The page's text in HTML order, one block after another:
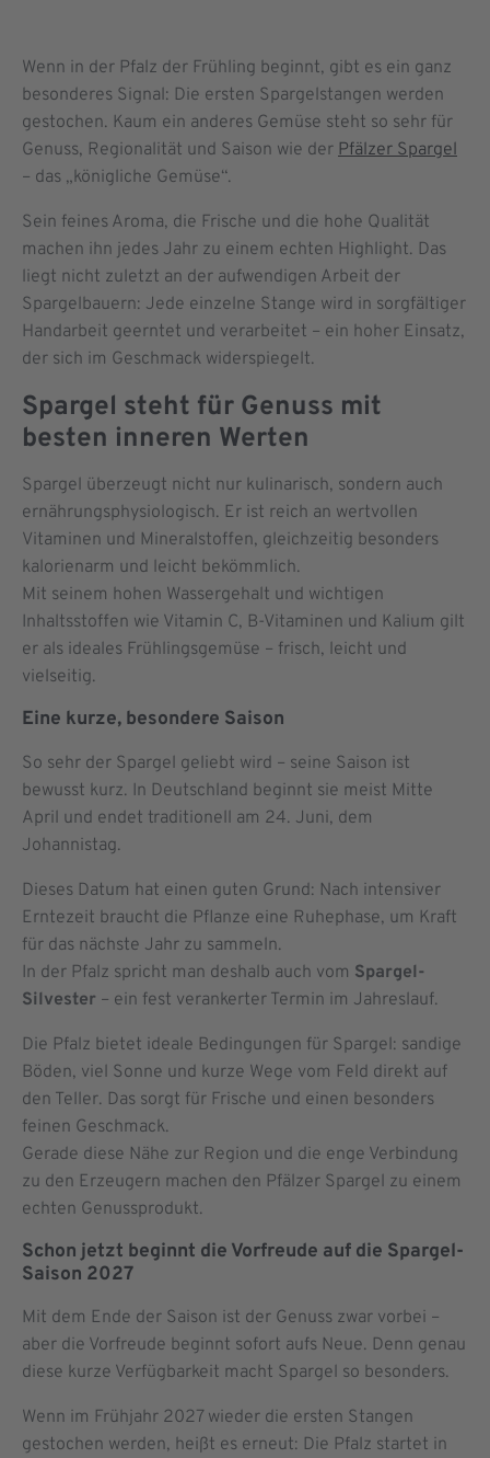
Wenn in der Pfalz der Frühling beginnt, gibt es ein ganz
besonderes Signal: Die ersten Spargelstangen werden
gestochen. Kaum ein anderes Gemüse steht so sehr für
Genuss, Regionalität und Saison wie der Pfälzer Spargel
– das „königliche Gemüse“.
Sein feines Aroma, die Frische und die hohe Qualität
machen ihn jedes Jahr zu einem echten Highlight. Das
liegt nicht zuletzt an der aufwendigen Arbeit der
Spargelbauern: Jede einzelne Stange wird in sorgfältiger
Handarbeit geerntet und verarbeitet – ein hoher Einsatz,
der sich im Geschmack widerspiegelt.
Spargel steht für Genuss mit
besten inneren Werten
Spargel überzeugt nicht nur kulinarisch, sondern auch
ernährungsphysiologisch. Er ist reich an wertvollen
Vitaminen und Mineralstoffen, gleichzeitig besonders
kalorienarm und leicht bekömmlich.
Mit seinem hohen Wassergehalt und wichtigen
Inhaltsstoffen wie Vitamin C, B-Vitaminen und Kalium gilt
er als ideales Frühlingsgemüse – frisch, leicht und
vielseitig.
Eine kurze, besondere Saison
So sehr der Spargel geliebt wird – seine Saison ist
bewusst kurz. In Deutschland beginnt sie meist Mitte
April und endet traditionell am 24. Juni, dem
Johannistag.
Dieses Datum hat einen guten Grund: Nach intensiver
Erntezeit braucht die Pflanze eine Ruhephase, um Kraft
für das nächste Jahr zu sammeln.
In der Pfalz spricht man deshalb auch vom Spargel-
Silvester – ein fest verankerter Termin im Jahreslauf.
Die Pfalz bietet ideale Bedingungen für Spargel: sandige
Böden, viel Sonne und kurze Wege vom Feld direkt auf
den Teller. Das sorgt für Frische und einen besonders
feinen Geschmack.
Gerade diese Nähe zur Region und die enge Verbindung
zu den Erzeugern machen den Pfälzer Spargel zu einem
echten Genussprodukt.
Schon jetzt beginnt die Vorfreude auf die Spargel-
Saison 2027
Mit dem Ende der Saison ist der Genuss zwar vorbei –
aber die Vorfreude beginnt sofort aufs Neue. Denn genau
diese kurze Verfügbarkeit macht Spargel so besonders.
Wenn im Frühjahr 2027 wieder die ersten Stangen
gestochen werden, heißt es erneut: Die Pfalz startet in